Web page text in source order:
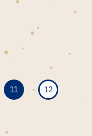
11 12